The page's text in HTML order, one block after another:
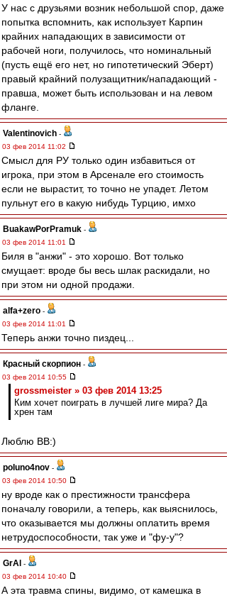
У нас с друзьями возник небольшой спор, даже
попытка вспомнить, как использует Карпин
крайних нападающих в зависимости от
рабочей ноги, получилось, что номинальный
(пусть ещё его нет, но гипотетический Эберт)
правый крайний полузащитник/нападающий -
правша, может быть использован и на левом
фланге.
Valentinovich -
03 фев 2014 11:02
Смысл для РУ только один избавиться от
игрока, при этом в Арсенале его стоимость
если не вырастит, то точно не упадет. Летом
пульнут его в какую нибудь Турцию, имхо
BuakawPorPramuk -
03 фев 2014 11:01
Биля в "анжи" - это хорошо. Вот только
смущает: вроде бы весь шлак раскидали, но
при этом ни одной продажи.
alfa+zero -
03 фев 2014 11:01
Теперь анжи точно пиздец...
Красный скорпион -
03 фев 2014 10:55
grossmeister » 03 фев 2014 13:25
Ким хочет поиграть в лучшей лиге мира? Да
хрен там
Люблю ВВ:)
poluno4nov -
03 фев 2014 10:50
ну вроде как о престижности трансфера
поначалу говорили, а теперь, как выяснилось,
что оказывается мы должны оплатить время
нетрудоспособности, так уже и "фу-у"?
GrAl -
03 фев 2014 10:40
А эта травма спины, видимо, от камешка в